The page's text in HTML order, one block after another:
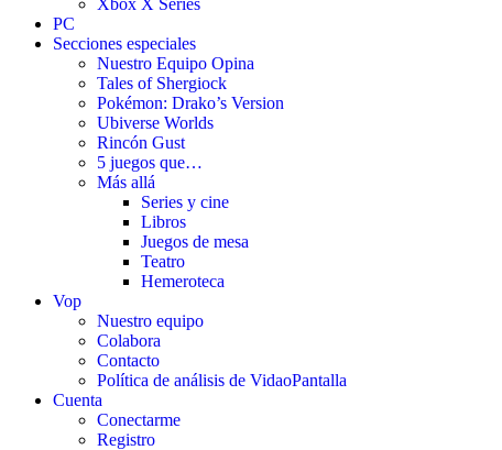
Xbox X Series
PC
Secciones especiales
Nuestro Equipo Opina
Tales of Shergiock
Pokémon: Drako’s Version
Ubiverse Worlds
Rincón Gust
5 juegos que…
Más allá
Series y cine
Libros
Juegos de mesa
Teatro
Hemeroteca
Vop
Nuestro equipo
Colabora
Contacto
Política de análisis de VidaoPantalla
Cuenta
Conectarme
Registro